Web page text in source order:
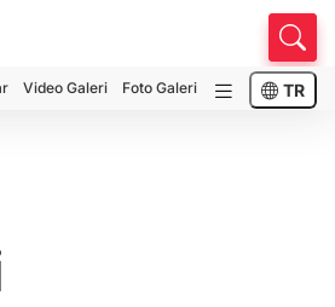
Video Galeri Foto Galeri TR